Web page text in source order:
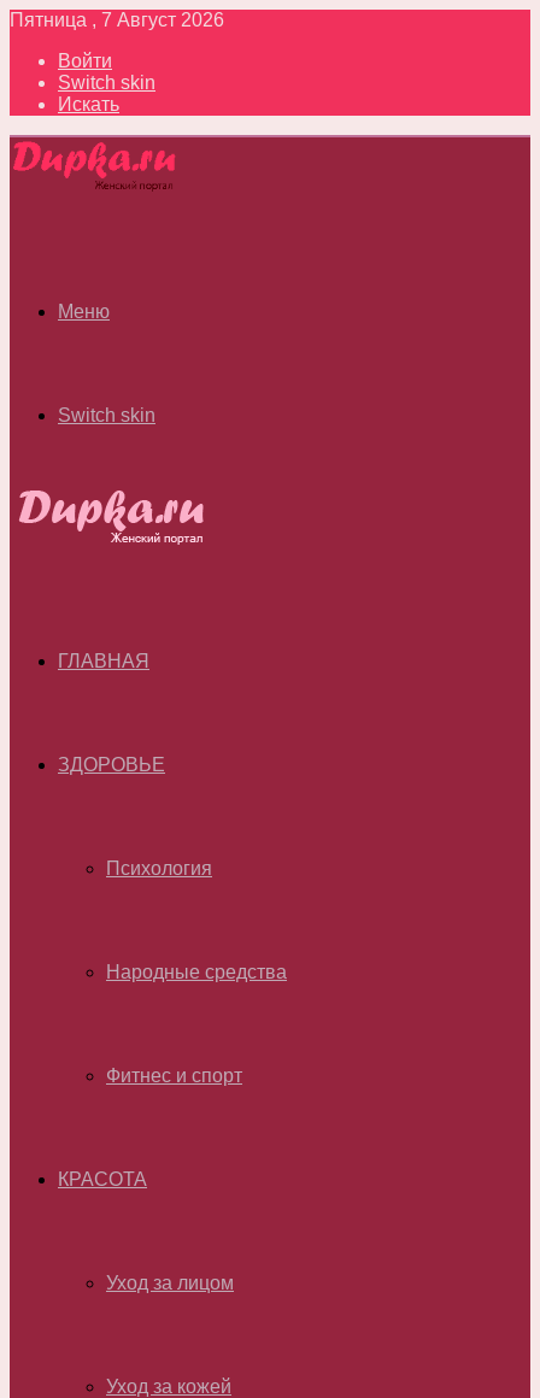
Пятница , 7 Август 2026
Войти
Switch skin
Искать
Меню
Switch skin
ГЛАВНАЯ
ЗДОРОВЬЕ
Психология
Народные средства
Фитнес и спорт
КРАСОТА
Уход за лицом
Уход за кожей